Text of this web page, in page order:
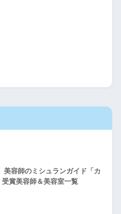
美容師のミシュランガイド「カ
受賞美容師＆美容室一覧